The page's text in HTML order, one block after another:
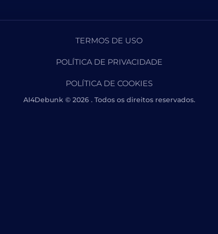
TERMOS DE USO
POLÍTICA DE PRIVACIDADE
POLÍTICA DE COOKIES
AI4Debunk © 2026 . Todos os direitos reservados.